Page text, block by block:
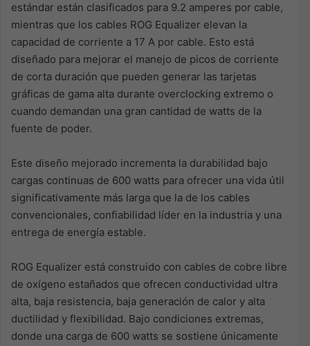
estándar están clasificados para 9.2 amperes por cable,
mientras que los cables ROG Equalizer elevan la
capacidad de corriente a 17 A por cable. Esto está
diseñado para mejorar el manejo de picos de corriente
de corta duración que pueden generar las tarjetas
gráficas de gama alta durante overclocking extremo o
cuando demandan una gran cantidad de watts de la
fuente de poder.
Este diseño mejorado incrementa la durabilidad bajo
cargas continuas de 600 watts para ofrecer una vida útil
significativamente más larga que la de los cables
convencionales, confiabilidad líder en la industria y una
entrega de energía estable.
ROG Equalizer está construido con cables de cobre libre
de oxígeno estañados que ofrecen conductividad ultra
alta, baja resistencia, baja generación de calor y alta
ductilidad y flexibilidad. Bajo condiciones extremas,
donde una carga de 600 watts se sostiene únicamente